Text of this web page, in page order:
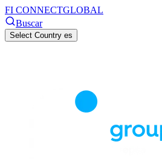
FI CONNECTGLOBAL
Buscar
Select Country es